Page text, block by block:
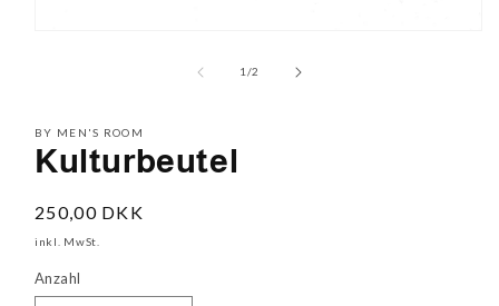
1 /von
2
BY MEN'S ROOM
Kulturbeutel
Normaler
Preis
250,00 DKK
inkl. MwSt.
Anzahl